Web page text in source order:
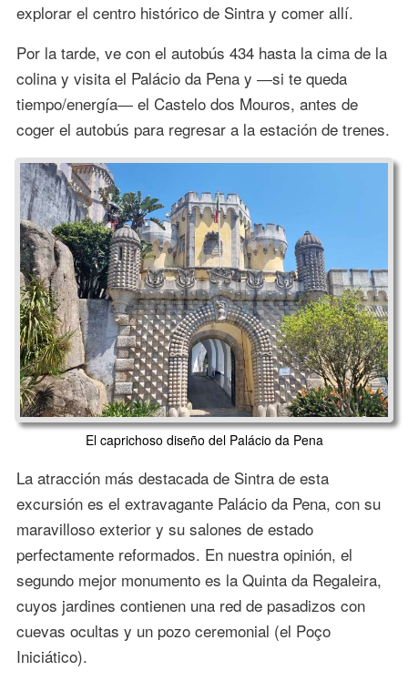
explorar el centro histórico de Sintra y comer allí.
Por la tarde, ve con el autobús 434 hasta la cima de la
colina y visita el Palácio da Pena y ―si te queda
tiempo/energía― el Castelo dos Mouros, antes de
coger el autobús para regresar a la estación de trenes.
El caprichoso diseño del Palácio da Pena
La atracción más destacada de Sintra de esta
excursión es el extravagante Palácio da Pena, con su
maravilloso exterior y su salones de estado
perfectamente reformados. En nuestra opinión, el
segundo mejor monumento es la Quinta da Regaleira,
cuyos jardines contienen una red de pasadizos con
cuevas ocultas y un pozo ceremonial (el Poço
Iniciático).